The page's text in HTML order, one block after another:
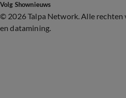
Volg Shownieuws
© 2026 Talpa Network. Alle
en datamining.